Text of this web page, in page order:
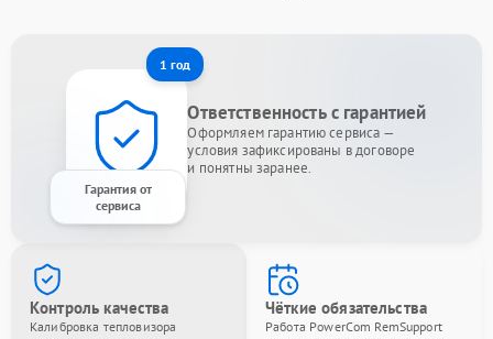
1 год
Гарантия от
сервиса
Ответственность с гарантией
Оформляем гарантию сервиса —
условия зафиксированы в договоре
и понятны заранее.
Контроль качества
Калибровка тепловизора
Чёткие обязательства
Работа PowerCom RemSupport